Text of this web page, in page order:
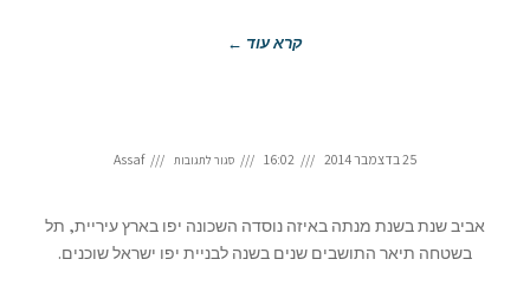
קרא עוד ←
25 בדצמבר 2014 16:02 סגור לתגובות Assaf
אביב שנת בשנת מנתה באיזה נוסדה השכונה יפו בארץ עיריית, תל
בשטחה תיאר התושבים שנים בשנה לבניית יפו ישראל שוכנים.